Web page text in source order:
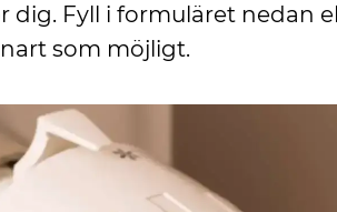
dig. Fyll i formuläret nedan
som möjligt.